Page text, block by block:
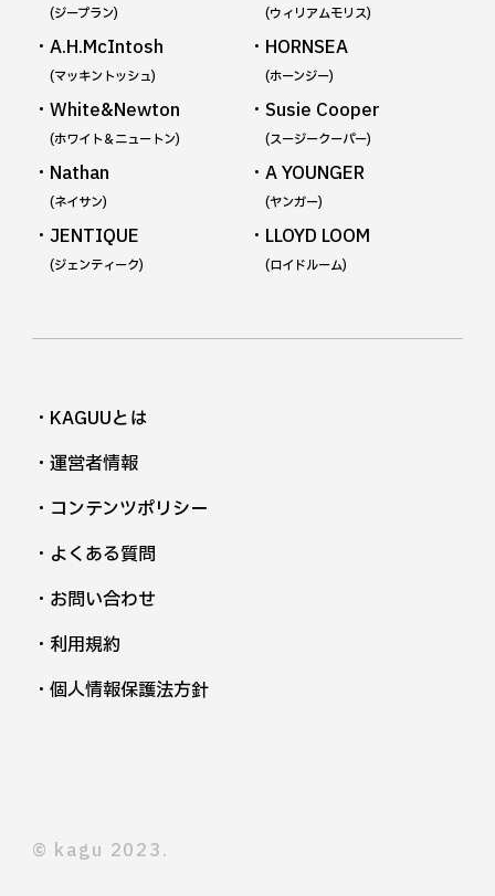
・KAGUUとは
・運営者情報
・コンテンツポリシー
・よくある質問
・お問い合わせ
・利用規約
・個人情報保護法方針
(ジープラン) (ウィリアムモリス)
・A.H.McIntosh
(マッキントッシュ)
・HORNSEA
(ホーンジー)
・White&Newton
(ホワイト＆ニュートン)
・Susie Cooper
(スージークーパー)
・Nathan
(ネイサン)
・A YOUNGER
(ヤンガー)
・JENTIQUE
(ジェンティーク)
・LLOYD LOOM
(ロイドルーム)
©︎ kagu 2023.